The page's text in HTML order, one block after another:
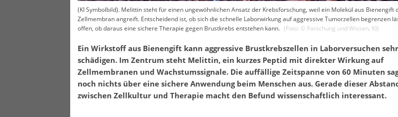
(KI Symbolbild). Melittin steht für einen ungewöhnlichen Ansatz der Krebsforschung, weil ein Molekül aus Bienengift
Zellmembran angreift. Entscheidend ist, ob sich die schnelle Laborwirkung auf aggressive Tumorzellen begrenzen
offen, ob daraus eine sichere Therapie gegen Brustkrebs entstehen kann. (Foto: © Forschung und Wissen, KI)
Ein Wirkstoff aus Bienengift kann aggressive Brustkrebszellen in Laborversuchen
schädigen. Im Zentrum steht Melittin, ein kurzes Peptid mit direkter Wirkung auf
Zellmembranen und Wachstumssignale. Die auffällige Zeitspanne von 60 Minuten
noch nichts über eine sichere Anwendung beim Menschen aus. Gerade dieser
zwischen Zellkultur und Therapie macht den Befund wissenschaftlich interessant.